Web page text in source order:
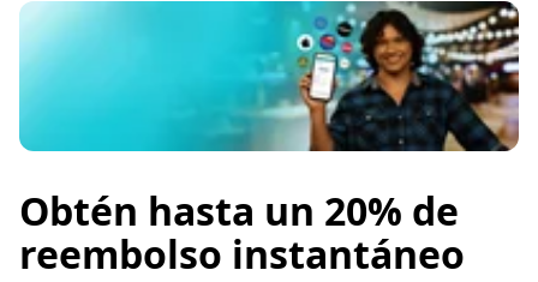
Obtén hasta un 20% de
reembolso instantáneo